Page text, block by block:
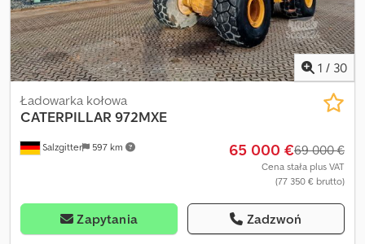
1 / 30
Salzgitter 597 km
Ładowarka kołowa
CATERPILLAR 972MXE
65 000 €69 000 €
Cena stała plus VAT
(77 350 € brutto)
Zapytania Zadzwoń